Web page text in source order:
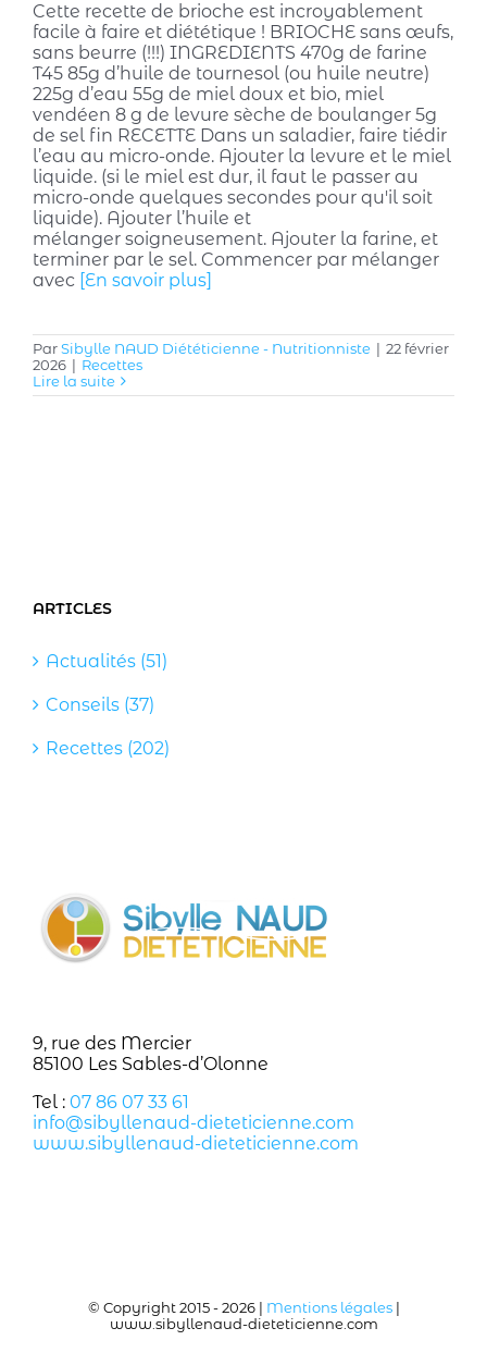
Cette recette de brioche est incroyablement
facile à faire et diététique ! BRIOCHE sans œufs,
sans beurre (!!!) INGREDIENTS 470g de farine
T45 85g d’huile de tournesol (ou huile neutre)
225g d’eau 55g de miel doux et bio, miel
vendéen 8 g de levure sèche de boulanger 5g
de sel fin RECETTE Dans un saladier, faire tiédir
l’eau au micro-onde. Ajouter la levure et le miel
liquide. (si le miel est dur, il faut le passer au
micro-onde quelques secondes pour qu'il soit
liquide). Ajouter l’huile et
mélanger soigneusement. Ajouter la farine, et
terminer par le sel. Commencer par mélanger
avec [En savoir plus]
ParSibylle NAUD Diététicienne - Nutritionniste | 22 février
2026 | Recettes
Lire la suite
ARTICLES
Actualités (51)
Conseils (37)
Recettes (202)
9, rue des Mercier
85100 Les Sables-d’Olonne
Tel : 07 86 07 33 61
info@sibyllenaud-dieteticienne.com
www.sibyllenaud-dieteticienne.com
© Copyright 2015 -2026 | Mentions légales|
www.sibyllenaud-dieteticienne.com